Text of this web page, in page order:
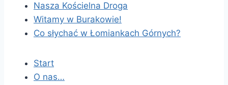
Nasza Kościelna Droga
Witamy w Burakowie!
Co słychać w Łomiankach Górnych?
Start
O nas…